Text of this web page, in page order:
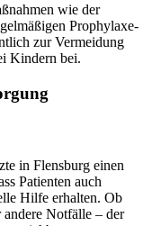
wie der
Prophylaxe-
zur Vermeidung
Kindern bei.
in Flensburg einen
Patienten auch
Hilfe erhalten. Ob
andere Notfälle – der